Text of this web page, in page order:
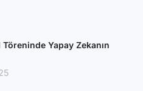
Yapay Zekanın